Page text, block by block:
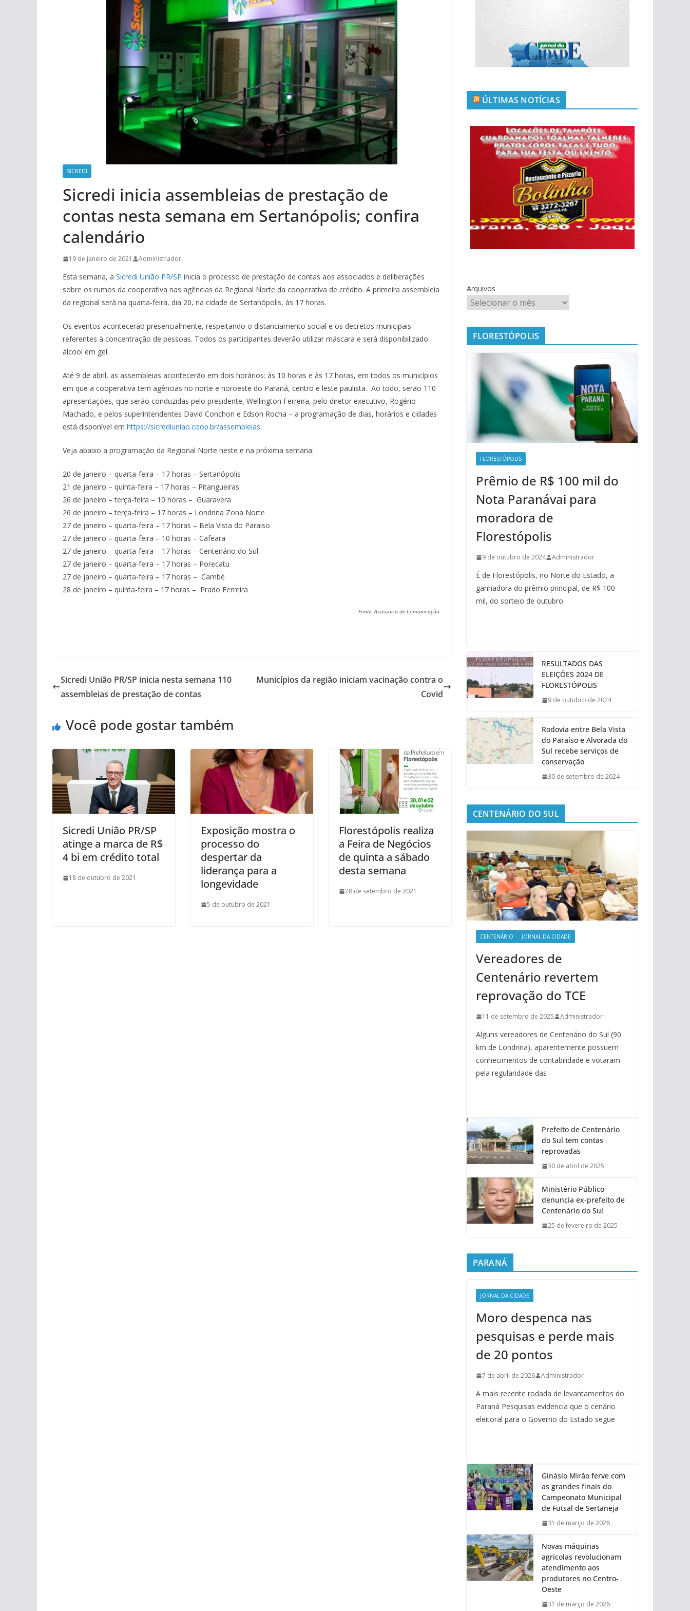
SICREDI
Sicredi inicia assembleias de prestação de
contas nesta semana em Sertanópolis; confira
calendário
19 de janeiro de 2021 Administrador
Esta semana, a Sicredi União PR/SP inicia o processo de prestação de contas aos associados e deliberações
sobre os rumos da cooperativa nas agências da Regional Norte da cooperativa de crédito. A primeira assembleia
da regional será na quarta-feira, dia 20, na cidade de Sertanópolis, às 17 horas.
Os eventos acontecerão presencialmente, respeitando o distanciamento social e os decretos municipais
referentes à concentração de pessoas. Todos os participantes deverão utilizar máscara e será disponibilizado
álcool em gel.
Até 9 de abril, as assembleias acontecerão em dois horários: às 10 horas e às 17 horas, em todos os municípios
em que a cooperativa tem agências no norte e noroeste do Paraná, centro e leste paulista. Ao todo, serão 110
apresentações, que serão conduzidas pelo presidente, Wellington Ferreira, pelo diretor executivo, Rogério
Machado, e pelos superintendentes David Conchon e Edson Rocha – a programação de dias, horários e cidades
está disponível em https://sicrediuniao.coop.br/assembleias.
Veja abaixo a programação da Regional Norte neste e na próxima semana:
20 de janeiro – quarta-feira – 17 horas – Sertanópolis
21 de janeiro – quinta-feira – 17 horas – Pitangueiras
26 de janeiro – terça-feira – 10 horas – Guaravera
26 de janeiro – terça-feira – 17 horas – Londrina Zona Norte
27 de janeiro – quarta-feira – 17 horas – Bela Vista do Paraiso
27 de janeiro – quarta-feira – 10 horas – Cafeara
27 de janeiro – quarta-feira – 17 horas – Centenário do Sul
27 de janeiro – quarta-feira – 17 horas – Porecatu
27 de janeiro – quarta-feira – 17 horas – Cambé
28 de janeiro – quinta-feira – 17 horas – Prado Ferreira
Fonte: Assessoria de Comunicação.
Sicredi União PR/SP inicia nesta semana 110
assembleias de prestação de contas
Municípios da região iniciam vacinação contra o
Covid
Você pode gostar também
Sicredi União PR/SP
atinge a marca de R$
4 bi em crédito total
18 de outubro de 2021
Exposição mostra o
processo do
despertar da
liderança para a
longevidade
5 de outubro de 2021
Florestópolis realiza
a Feira de Negócios
de quinta a sábado
desta semana
28 de setembro de 2021
ÚLTIMAS NOTÍCIAS
Arquivos
FLORESTÓPOLIS
FLORESTÓPOLIS
Prêmio de R$ 100 mil do
Nota Paranávai para
moradora de
Florestópolis
9 de outubro de 2024 Administrador
É de Florestópolis, no Norte do Estado, a
ganhadora do prêmio principal, de R$ 100
mil, do sorteio de outubro
RESULTADOS DAS
ELEIÇÕES 2024 DE
FLORESTÓPOLIS
9 de outubro de 2024
Rodovia entre Bela Vista
do Paraíso e Alvorada do
Sul recebe serviços de
conservação
30 de setembro de 2024
CENTENÁRIO DO SUL
CENTENÁRIO JORNAL DA CIDADE
Vereadores de
Centenário revertem
reprovação do TCE
11 de setembro de 2025 Administrador
Alguns vereadores de Centenário do Sul (90
km de Londrina), aparentemente possuem
conhecimentos de contabilidade e votaram
pela regularidade das
Prefeito de Centenário
do Sul tem contas
reprovadas
30 de abril de 2025
Ministério Público
denuncia ex-prefeito de
Centenário do Sul
25 de fevereiro de 2025
PARANÁ
JORNAL DA CIDADE
Moro despenca nas
pesquisas e perde mais
de 20 pontos
7 de abril de 2026 Administrador
A mais recente rodada de levantamentos do
Paraná Pesquisas evidencia que o cenário
eleitoral para o Governo do Estado segue
Ginásio Mirão ferve com
as grandes finais do
Campeonato Municipal
de Futsal de Sertaneja
31 de março de 2026
Novas máquinas
agrícolas revolucionam
atendimento aos
produtores no Centro-
Oeste
31 de março de 2026